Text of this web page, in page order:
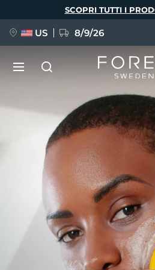
SCOPRI TUTTI I
US 8/9/26
NUOVO
FAQ™ Pure Beauty-Tech
BREAKING NEWS
issa™ Teeth Whitening Set
Lingua
English Deutsch
Français
Italiano
Svenska
Türkçe
简体中文